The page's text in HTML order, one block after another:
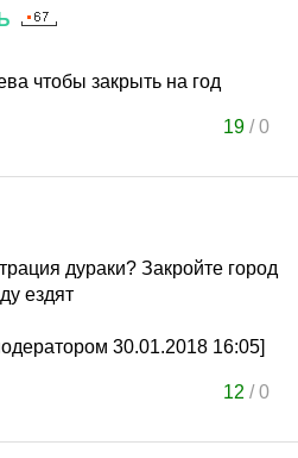
чтобы закрыть на год
19 /0
дураки? Закройте город
ездят
30.01.2018 16:05]
12 /0